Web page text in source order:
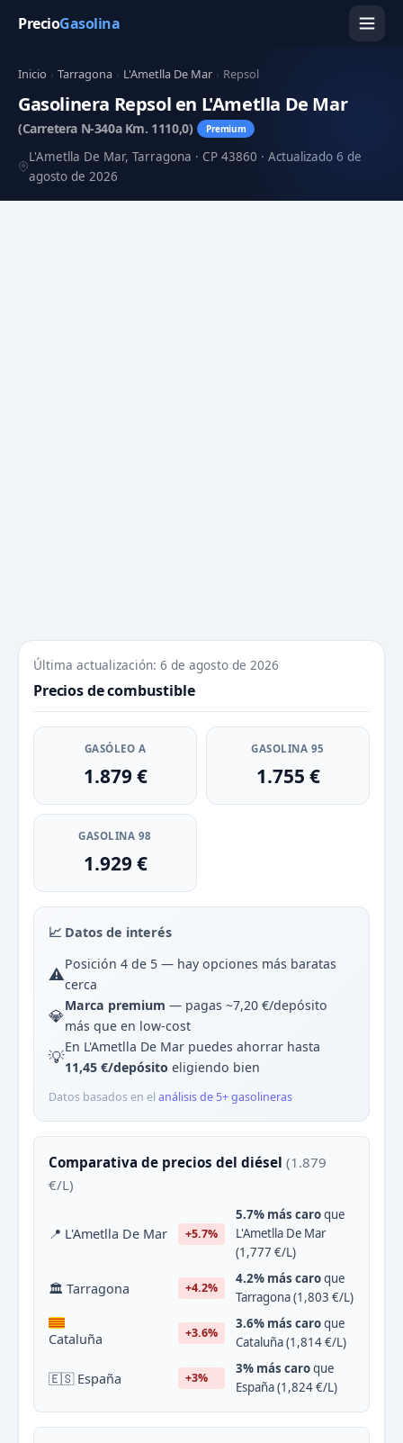
PrecioGasolina
Inicio › Tarragona › L'Ametlla De Mar › Repsol
Gasolinera Repsol en L'Ametlla De Mar
(Carretera N-340a Km. 1110,0) Premium
L'Ametlla De Mar, Tarragona · CP 43860 · Actualizado 6 de
agosto de 2026
Última actualización: 6 de agosto de 2026
Precios de combustible
GASÓLEO A
1.879 €
GASOLINA 95
1.755 €
GASOLINA 98
1.929 €
📈 Datos de interés
⚠️Posición 4 de 5 — hay opciones más baratas
cerca
💎Marca premium — pagas ~7,20 €/depósito
más que en low-cost
💡En L'Ametlla De Mar puedes ahorrar hasta
11,45 €/depósito eligiendo bien
Datos basados en el análisis de 5+ gasolineras
Comparativa de precios del diésel (1.879
€/L)
📍 L'Ametlla De Mar +5.7%
5.7% más caroque
L'Ametlla De Mar
(1,777 €/L)
🏛 Tarragona +4.2%
4.2% más caroque
Tarragona (1,803 €/L)
Cataluña +3.6%
3.6% más caroque
Cataluña (1,814 €/L)
🇪🇸 España +3%
3% más caroque
España (1,824 €/L)